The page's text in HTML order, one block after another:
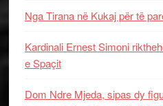
Nga Tirana në Kukaj për të
Kardinali Ernest Simoni
e Spaçit
Dom Ndre Mjeda, sipas dy